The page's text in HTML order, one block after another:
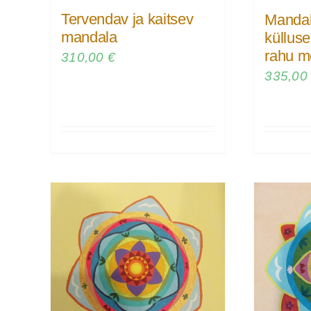
Tervendav ja kaitsev
mandala
310,00 €
rahu
335,00